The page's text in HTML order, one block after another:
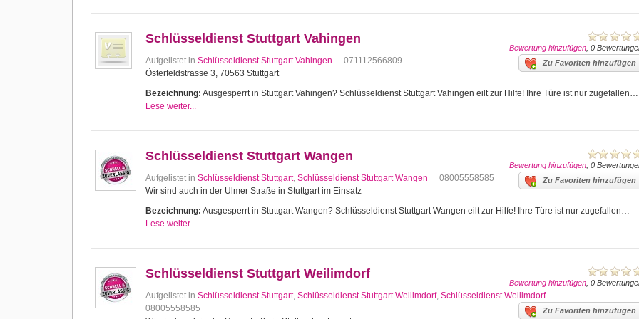
Bewertung hinzufügen , 0
Schlüsseldienst Stuttgart Vahingen
Aufgelistet in Schlüsseldienst Stuttgart Vahingen Zu Favoriten hinzufügen
071112566809
Österfeldstrasse 3, 70563 Stuttgart
Bezeichnung: Ausgesperrt in Stuttgart Vahingen? Schlüsseldienst Stuttgart Vahingen eilt zur Hilfe! Ihre Türe ist nur zugefallen…
Lese weiter...
Bewertung hinzufügen , 0
Schlüsseldienst Stuttgart Wangen
Aufgelistet in Schlüsseldienst Stuttgart, Schlüsseldienst Stuttgart Wangen Zu Favoriten hinzufügen
08005558585
Wir sind auch in der Ulmer Straße in Stuttgart im Einsatz
Bezeichnung: Ausgesperrt in Stuttgart Wangen? Schlüsseldienst Stuttgart Wangen eilt zur Hilfe! Ihre Türe ist nur zugefallen…
Lese weiter...
Bewertung hinzufügen , 0
Schlüsseldienst Stuttgart Weilimdorf
Aufgelistet in Schlüsseldienst Stuttgart, Schlüsseldienst Stuttgart Weilimdorf, Schlüsseldienst Weilimdorf
Zu Favoriten hinzufügen
08005558585